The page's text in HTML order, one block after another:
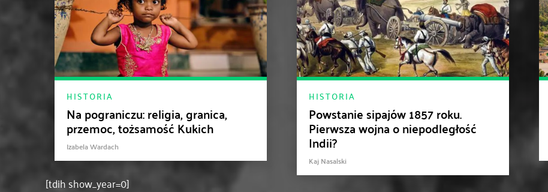
HISTORIA
Na pograniczu: religia, granica,
przemoc, tożsamość Kukich
Izabela Wardach
HISTORIA
Powstanie sipajów 1857 roku.
Pierwsza wojna o niepodległość
Indii?
Kaj Nasalski
[tdih show_year=0]